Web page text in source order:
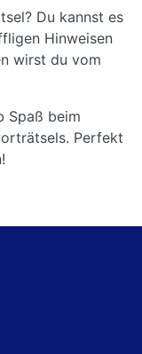
Du kannst es
Hinweisen
wirst du vom
Spaß beim
Perfekt